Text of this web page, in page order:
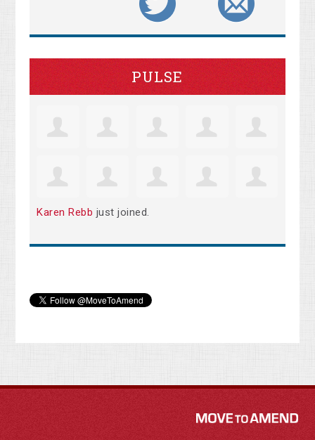
PULSE
Karen Rebb just joined.